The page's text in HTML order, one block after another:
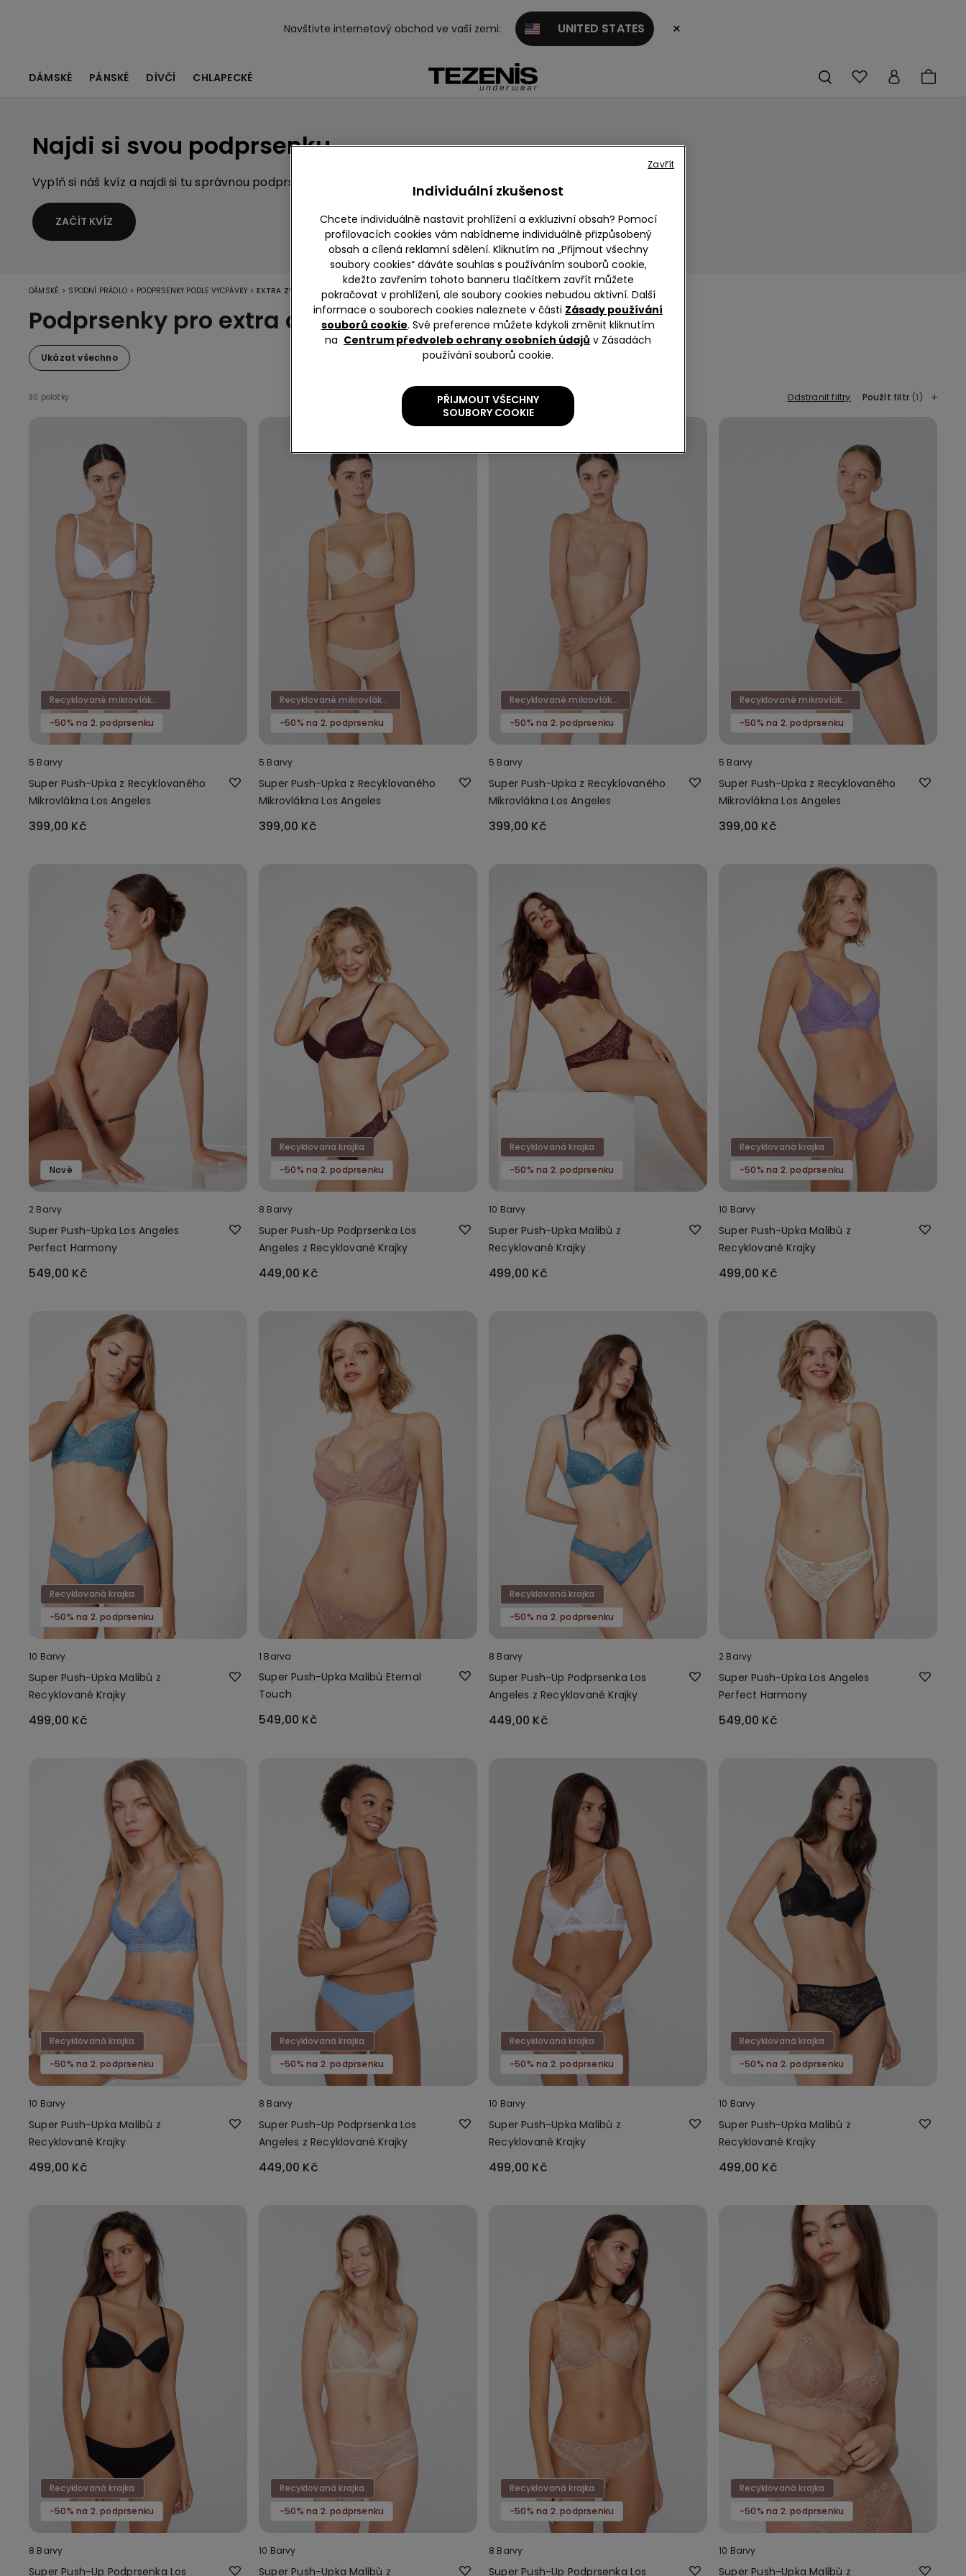
Navštivte internetový obchod ve vaší zemi: UNITED STATES ×
DÁMSKÉ PÁNSKÉ DÍVČÍ CHLAPECKÉ
Najdi si svou podprsenku
Vyplň si náš kvíz a najdi si tu správnou podprsenku!
ZAČÍT KVÍZ
DÁMSKÉ > SPODNÍ PRÁDLO > PODPRSENKY PODLE VYCPÁVKY > EXTRA ZVÝRAZNĚNÍ
Podprsenky pro extra dekolt
Ukázat všechno
30 položky Odstranit filtry Použít filtr (1)
Recyklované mikrovlákno
-50% na 2. podprsenku
5 Barvy
Super Push-Upka z Recyklovaného
Mikrovlákna Los Angeles
399,00 Kč
Recyklované mikrovlákno
-50% na 2. podprsenku
5 Barvy
Super Push-Upka z Recyklovaného
Mikrovlákna Los Angeles
399,00 Kč
Recyklované mikrovlákno
-50% na 2. podprsenku
5 Barvy
Super Push-Upka z Recyklovaného
Mikrovlákna Los Angeles
399,00 Kč
Recyklované mikrovlákno
-50% na 2. podprsenku
5 Barvy
Super Push-Upka z Recyklovaného
Mikrovlákna Los Angeles
399,00 Kč
Nové
2 Barvy
Super Push-Upka Los Angeles
Perfect Harmony
549,00 Kč
Recyklovaná krajka
-50% na 2. podprsenku
8 Barvy
Super Push-Up Podprsenka Los
Angeles z Recyklované Krajky
449,00 Kč
Recyklovaná krajka
-50% na 2. podprsenku
10 Barvy
Super Push-Upka Malibù z
Recyklované Krajky
499,00 Kč
Recyklovaná krajka
-50% na 2. podprsenku
10 Barvy
Super Push-Upka Malibù z
Recyklované Krajky
499,00 Kč
Recyklovaná krajka
-50% na 2. podprsenku
10 Barvy
Super Push-Upka Malibù z
Recyklované Krajky
499,00 Kč
1 Barva
Super Push-Upka Malibù Eternal
Touch
549,00 Kč
Recyklovaná krajka
-50% na 2. podprsenku
8 Barvy
Super Push-Up Podprsenka Los
Angeles z Recyklované Krajky
449,00 Kč
2 Barvy
Super Push-Upka Los Angeles
Perfect Harmony
549,00 Kč
Recyklovaná krajka
-50% na 2. podprsenku
10 Barvy
Super Push-Upka Malibù z
Recyklované Krajky
499,00 Kč
Recyklovaná krajka
-50% na 2. podprsenku
8 Barvy
Super Push-Up Podprsenka Los
Angeles z Recyklované Krajky
449,00 Kč
Recyklovaná krajka
-50% na 2. podprsenku
10 Barvy
Super Push-Upka Malibù z
Recyklované Krajky
499,00 Kč
Recyklovaná krajka
-50% na 2. podprsenku
10 Barvy
Super Push-Upka Malibù z
Recyklované Krajky
499,00 Kč
Recyklovaná krajka
-50% na 2. podprsenku
8 Barvy
Super Push-Up Podprsenka Los
Recyklovaná krajka
-50% na 2. podprsenku
10 Barvy
Super Push-Upka Malibù z
Recyklovaná krajka
-50% na 2. podprsenku
8 Barvy
Super Push-Up Podprsenka Los
Recyklovaná krajka
-50% na 2. podprsenku
10 Barvy
Super Push-Upka Malibù z
Individuální zkušenost
Chcete individuálně nastavit prohlížení a exkluzivní obsah? Pomocí
profilovacích cookies vám nabídneme individuálně přizpůsobený
obsah a cílená reklamní sdělení. Kliknutím na „Přijmout všechny
soubory cookies“ dáváte souhlas s používáním souborů cookie,
kdežto zavřením tohoto banneru tlačítkem zavřít můžete
pokračovat v prohlížení, ale soubory cookies nebudou aktivní. Další
informace o souborech cookies naleznete v části Zásady používání
souborů cookie. Své preference můžete kdykoli změnit kliknutím
na Centrum předvoleb ochrany osobních údajů v Zásadách
používání souborů cookie.
PŘIJMOUT VŠECHNY
SOUBORY COOKIE
Zavřít